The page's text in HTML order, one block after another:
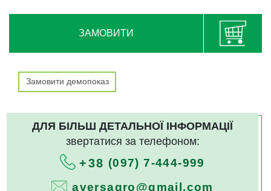
ЗАМОВИТИ
Замовити демопоказ
ДЛЯ БІЛЬШ ДЕТАЛЬНОЇ ІНФОРМАЦІЇ
звертатися за телефоном:
+38 (097) 7-444-999
aversagro@gmail.com